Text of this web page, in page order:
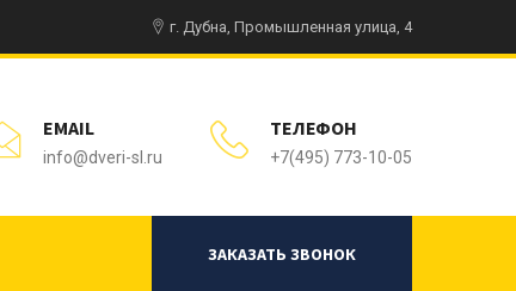
г. Дубна, Промышленная улица, 4
EMAIL
info@dveri-sl.ru
ТЕЛЕФОН
+7(495) 773-10-05
ЗАКАЗАТЬ ЗВОНОК